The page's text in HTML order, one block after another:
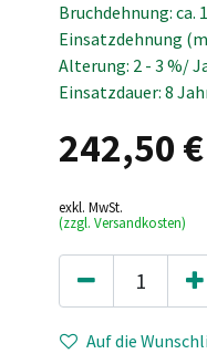
Bruchdehnung: ca.
Einsatzdehnung
Alterung: 2 - 3 %/
Einsatzdauer: 8
242,50€
exkl. MwSt.
(zzgl. Versandkosten)
Auf die